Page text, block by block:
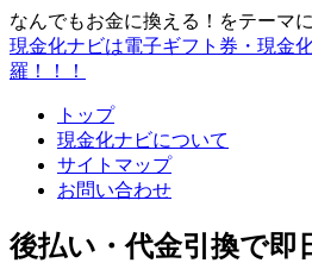
なんでもお金に換える！をテーマ
現金化ナビは電子ギフト券・現金
羅！！！
トップ
現金化ナビについて
サイトマップ
お問い合わせ
後払い・代金引換で即